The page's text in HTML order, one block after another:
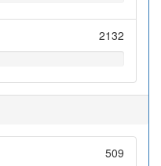
2132
509